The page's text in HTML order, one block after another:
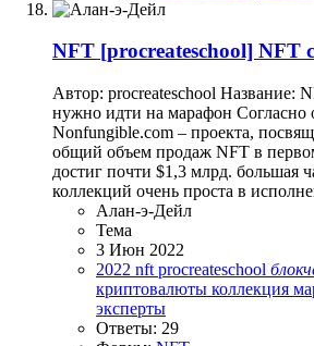
NFT [procreateschool] NFT
Автор: procreateschool Название:
нужно идти на марафон Согласно
Nonfungible.сom – проекта,
общий объем продаж NFT в
достиг почти $1,3 млрд. большая
коллекций очень проста в
Алан-э-Дейл
Тема
3 Июн 2022
2022 nft procreateschool
криптовалюты коллекция
эксперты
Ответы: 29